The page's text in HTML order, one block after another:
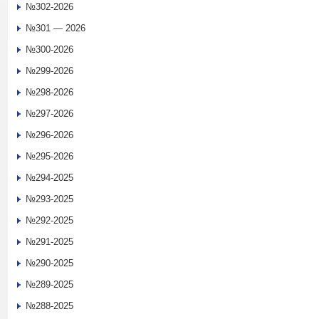
№302-2026
№301 — 2026
№300-2026
№299-2026
№298-2026
№297-2026
№296-2026
№295-2026
№294-2025
№293-2025
№292-2025
№291-2025
№290-2025
№289-2025
№288-2025